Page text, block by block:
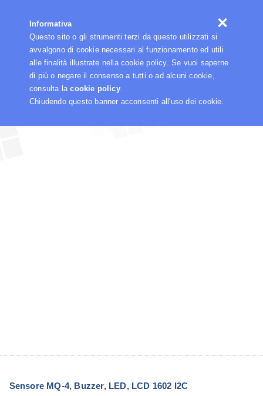
Informativa
Questo sito o gli strumenti terzi da questo utilizzati si
avvalgono di cookie necessari al funzionamento ed utili
alle finalità illustrate nella cookie policy. Se vuoi saperne
di più o negare il consenso a tutti o ad alcuni cookie,
consulta lacookie policy.
Chiudendo questo banner acconsenti all'uso dei cookie.
Sensore MQ-4, Buzzer, LED, LCD 1602 I2C